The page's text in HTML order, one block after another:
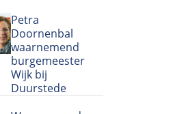
Petra
Doornenbal
waarnemend
burgemeester
Wijk bij
Duurstede